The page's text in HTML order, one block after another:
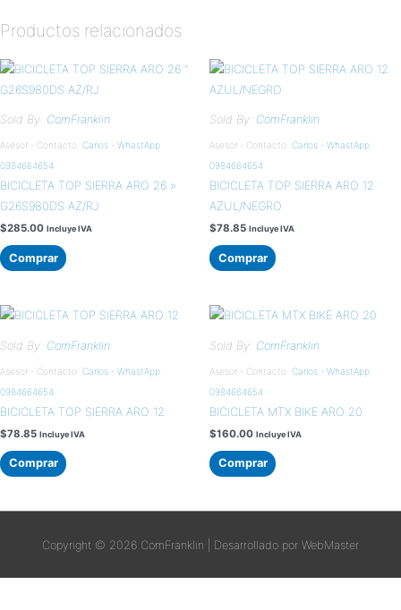
Productos relacionados
Sold By: ComFranklin
Asesor - Contacto: Carlos - WhastApp
0984664654
BICICLETA TOP SIERRA ARO 26 »
G26S980DS AZ/RJ
$285.00 Incluye IVA
Comprar
Sold By: ComFranklin
Asesor - Contacto: Carlos - WhastApp
0984664654
BICICLETA TOP SIERRA ARO 12
AZUL/NEGRO
$78.85 Incluye IVA
Comprar
Sold By: ComFranklin
Asesor - Contacto: Carlos - WhastApp
0984664654
BICICLETA TOP SIERRA ARO 12
$78.85 Incluye IVA
Comprar
Sold By: ComFranklin
Asesor - Contacto: Carlos - WhastApp
0984664654
BICICLETA MTX BIKE ARO 20
$160.00 Incluye IVA
Comprar
Copyright © 2026 ComFranklin | Desarrollado por WebMaster